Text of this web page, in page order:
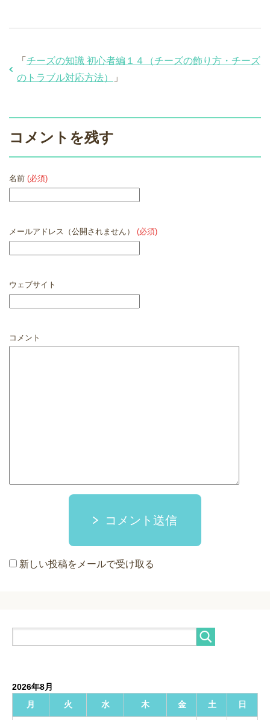
「 チーズの知識 初心者編１４（チーズの飾り方・チーズ
のトラブル対応方法）
」
コメントを残す
名前 (必須)
メールアドレス（公開されません） (必須)
ウェブサイト
コメント
コメント送信
新しい投稿をメールで受け取る
2026年8月
月
火 水 木 金 土 日